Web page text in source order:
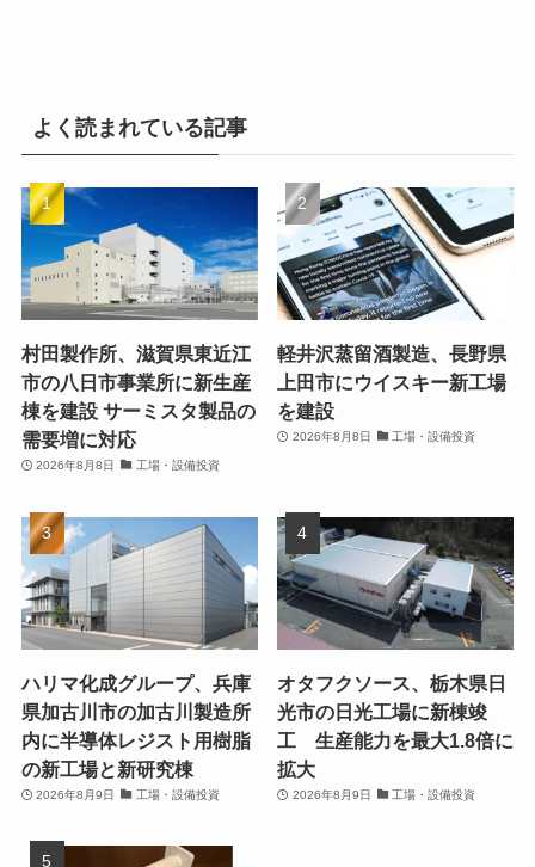
よく読まれている記事
村田製作所、滋賀県東近江
市の八日市事業所に新生産
棟を建設 サーミスタ製品の
需要増に対応
2026年8月8日 工場・設備投資
軽井沢蒸留酒製造、長野県
上田市にウイスキー新工場
を建設
2026年8月8日 工場・設備投資
ハリマ化成グループ、兵庫
県加古川市の加古川製造所
内に半導体レジスト用樹脂
の新工場と新研究棟
2026年8月9日 工場・設備投資
オタフクソース、栃木県日
光市の日光工場に新棟竣
工 生産能力を最大1.8倍に
拡大
2026年8月9日 工場・設備投資